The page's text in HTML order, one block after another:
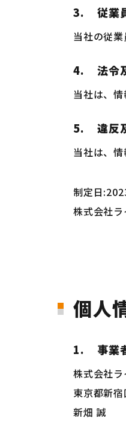
3. 従業
当社の従
4. 法令
当社は、
5. 違反
当社は、
制定日
株式会社
個人
1. 事業
株式会社
東京都新
新畑 誠